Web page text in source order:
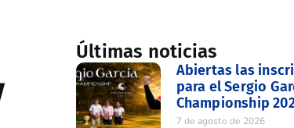
Últimas noticias
Abiertas las
para el Sergio
Championship
7 de agosto de 2026